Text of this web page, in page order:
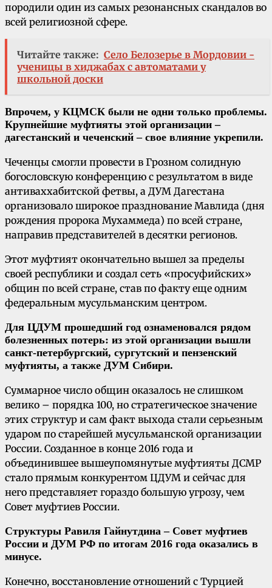
породили один из самых резонансных скандалов во
всей религиозной сфере.
Читайте также: Село Белозерье в Мордовии -
ученицы в хиджабах с автоматами у
школьной доски
Впрочем, у КЦМСК были не одни только проблемы.
Крупнейшие муфтияты этой организации –
дагестанский и чеченский – свое влияние укрепили.
Чеченцы смогли провести в Грозном солидную
богословскую конференцию с результатом в виде
антиваххабитской фетвы, а ДУМ Дагестана
организовало широкое празднование Мавлида (дня
рождения пророка Мухаммеда) по всей стране,
направив представителей в десятки регионов.
Этот муфтият окончательно вышел за пределы
своей республики и создал сеть «просуфийских»
общин по всей стране, став по факту еще одним
федеральным мусульманским центром.
Для ЦДУМ прошедший год ознаменовался рядом
болезненных потерь: из этой организации вышли
санкт-петербургский, сургутский и пензенский
муфтияты, а также ДУМ Сибири.
Суммарное число общин оказалось не слишком
велико – порядка 100, но стратегическое значение
этих структур и сам факт выхода стали серьезным
ударом по старейшей мусульманской организации
России. Созданное в конце 2016 года и
объединившее вышеупомянутые муфтияты ДСМР
стало прямым конкурентом ЦДУМ и сейчас для
него представляет гораздо большую угрозу, чем
Совет муфтиев России.
Структуры Равиля Гайнутдина – Совет муфтиев
России и ДУМ РФ по итогам 2016 года оказались в
минусе.
Конечно, восстановление отношений с Турцией